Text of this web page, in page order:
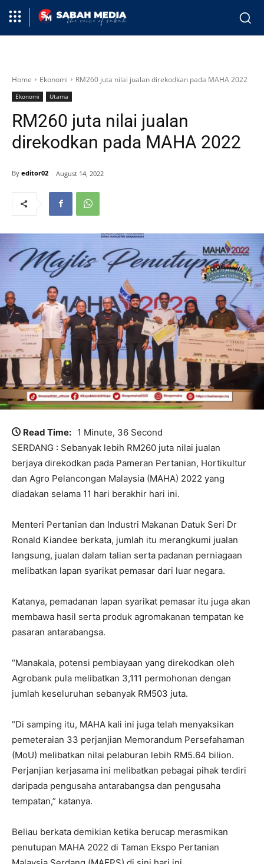
Home Ekonomi RM260 juta nilai jualan direkodkan pada MAHA 2022
Ekonomi Utama
RM260 juta nilai jualan
direkodkan pada MAHA 2022
By editor02 August 14, 2022
Read Time: 1 Minute, 36 Second
SERDANG : Sebanyak lebih RM260 juta nilai jualan
berjaya direkodkan pada Pameran Pertanian, Hortikultur
dan Agro Pelancongan Malaysia (MAHA) 2022 yang
diadakan selama 11 hari berakhir hari ini.
Menteri Pertanian dan Industri Makanan Datuk Seri Dr
Ronald Kiandee berkata, jumlah itu merangkumi jualan
langsung, jualan dalam talian serta padanan perniagaan
melibatkan lapan syarikat pemasar dari luar negara.
Katanya, pemadanan lapan syarikat pemasar itu juga akan
membawa hasil serta produk agromakanan tempatan ke
pasaran antarabangsa.
“Manakala, potensi pembiayaan yang direkodkan oleh
Agrobank pula melibatkan 3,111 permohonan dengan
jumlah keseluruhan sebanyak RM503 juta.
“Di samping itu, MAHA kali ini juga telah menyaksikan
pemeteraian 33 perjanjian Memorandum Persefahaman
(MoU) melibatkan nilai pelaburan lebih RM5.64 bilion.
Perjanjian kerjasama ini melibatkan pebagai pihak terdiri
daripada pengusaha antarabangsa dan pengusaha
tempatan,” katanya.
Beliau berkata demikian ketika berucap merasmikan
penutupan MAHA 2022 di Taman Ekspo Pertanian